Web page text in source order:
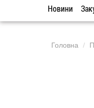
Новини
Головна